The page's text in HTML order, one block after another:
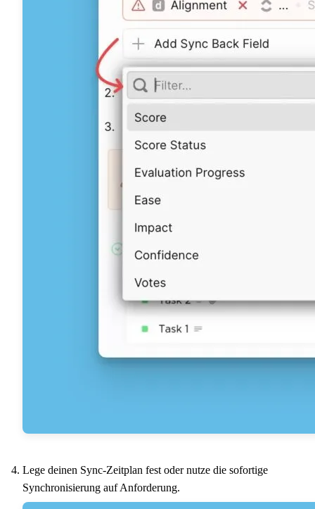
Lege deinen Sync-Zeitplan fest oder nutze die sofortige
Synchronisierung auf Anforderung.